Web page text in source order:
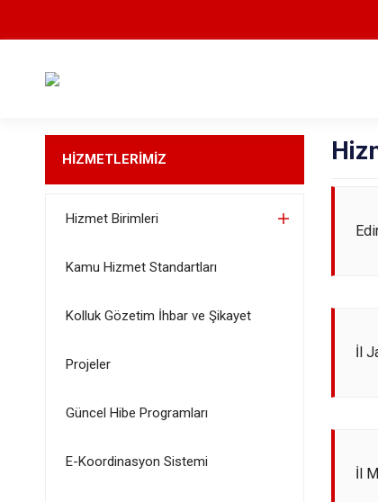
HİZMETLERİMİZ
Hizmet Birimleri
Kamu Hizmet Standartları
Kolluk Gözetim İhbar ve Şikayet
Projeler
Güncel Hibe Programları
E-Koordinasyon Sistemi
İl
İl